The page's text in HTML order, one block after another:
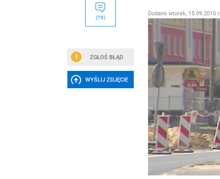
(79)
ZGŁOŚ BŁĄD
WYŚLIJ ZDJĘCIE
Dodano wtorek, 15.09.2015